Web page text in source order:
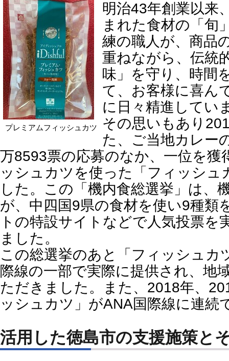
プレミアムフィッシュカツ
明治43年創業以来
まれた食材の「旬
練の職人が、商品
重ねながら、伝統
味」を守り、時間
て、お客様に喜ん
に日々精進してい
その思いもあり
た、ご当地カレー
万8593票の応募のなか、一位を獲
ッシュカツを使った「フィッシュ
した。この「機内食総選挙」は、
が、中四国9県の食材を使い9種類
トの特設サイトなどで人気投票を
ました。
この総選挙のあと「フィッシュカ
際線の一部で実際に提供され、地
ただきました。また、2018年、
ッシュカツ」がANA国際線に連続
活用した徳島市の支援施策と